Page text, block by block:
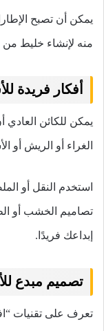
يمكن أن تصبح
منه لإنشاء خليط من
أفكار فريدة
يمكن للكائن
الغراء أو الريش أو
استخدم النقل أو
تصاميم الخشب أو
إبداعك فريدًا.
تصميم مبدع
تعرف على تقنيات